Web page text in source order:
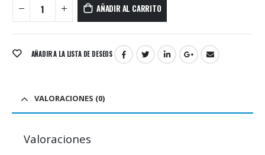
AÑADIR AL CARRITO
AÑADIR A LA LISTA DE DESEOS
VALORACIONES (0)
Valoraciones